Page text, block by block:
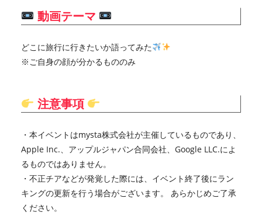
動画テーマ
どこに旅行に行きたいか語ってみた
※ご自身の顔が分かるもののみ
注意事項
・本イベントはmysta株式会社が主催しているものであり、
Apple Inc.、アップルジャパン合同会社、Google LLC.によ
るものではありません。
・不正チアなどが発覚した際には、イベント終了後にラン
キングの更新を行う場合がございます。 あらかじめご了承
ください。